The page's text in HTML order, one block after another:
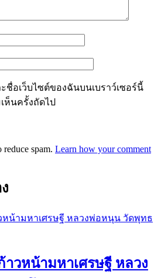
ชื่อเว็บไซต์ของฉันบนเบราว์เซอร์นี้
ห็นครั้งถัดไป
reduce spam. Learn how your comment
วหน้ามหาเศรษฐี หลวง